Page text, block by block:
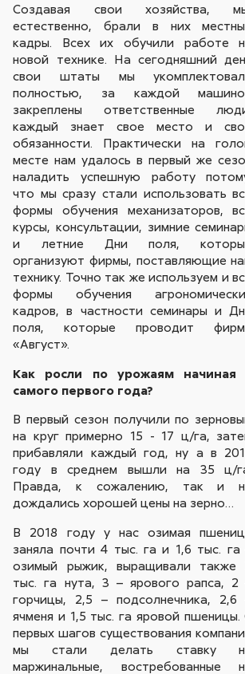
Создавая свои хозяйства,
естественно, брали в них
кадры. Всех их обучили работе
новой технике. На сегодняшний
свои штаты мы
полностью, за каждой
закреплены ответственные
каждый знает свое место и
обязанности. Практически на
месте нам удалось в первый же
наладить успешную работу
что мы сразу стали использовать
формы обучения механизаторов,
курсы, консультации, зимние
и летние Дни поля,
организуют фирмы, поставляющие
технику. Точно так же используем и
формы обучения
кадров, в частности семинары и
поля, которые проводит
«Август».
Как росли по урожаям начиная
самого первого года?
В первый сезон получили по
на круг примерно 15 - 17 ц/га,
прибавляли каждый год, ну а в
году в среднем вышли на 35 ц/
Правда, к сожалению, так и
дождались хорошей цены на зерно…
В 2018 году у нас озимая
заняла почти 4 тыс. га и 1,6 тыс. га
озимый рыжик, выращивали также
тыс. га нута, 3 – ярового рапса, 2
горчицы, 2,5 – подсолнечника, 2,6
ячменя и 1,5 тыс. га яровой пшеницы.
первых шагов существования
мы стали делать ставку
маржинальные, востребованные